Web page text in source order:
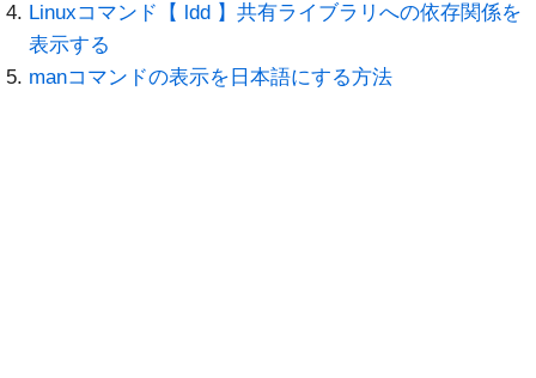
Linuxコマンド【 ldd 】共有ライブラリへの依存関係を
表示する
manコマンドの表示を日本語にする方法